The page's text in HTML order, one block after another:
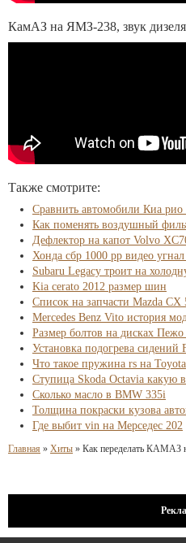
КамАЗ на ЯМЗ-238, звук дизеля
Также смотрите:
Сравнить автомобили Киа рио
Как поменять воздушный
Дефлектор на капот Volvo
Хонда сбр 1000 рр видео
Subaru Legacy троит на
Kia cerato 2012 размер шин
Список на запчасти Mazda CX
Mercedes Benz Vito история
Размер болтов на дисках Пежо
Установка подогрева сидений
Что такое пружина rs на Toyota
Ступица Skoda Octavia какую
Сколько масло в BMW 335i
Толщина покраски кузова
Где выбит vin на Мерседес 202
Главная » Хиты » Как переделать КАМАЗ